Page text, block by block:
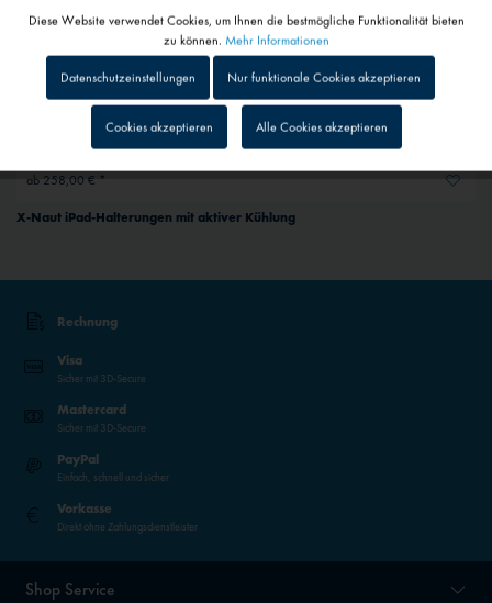
ab 258,00 € *
X-Naut iPad-Halterungen mit aktiver Kühlung
Rechnung
Visa
Sicher mit 3D-Secure
Mastercard
Sicher mit 3D-Secure
PayPal
Einfach, schnell und sicher
Vorkasse
Direkt ohne Zahlungsdienstleister
Shop Service
Tracking Inaktiv
Personalisierung Inaktiv
Diese Website verwendet Cookies, um Ihnen die bestmögliche Funktionalität bieten
zu können. Mehr Informationen
Datenschutzeinstellungen Nur funktionale Cookies akzeptieren
Cookies akzeptieren Alle Cookies akzeptieren